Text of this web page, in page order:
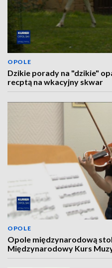
OPOLE
Dzikie porady na "dzikie"
recptą na wkacyjny skwar
OPOLE
Opole międzynarodową
Międzynarodowy Kurs